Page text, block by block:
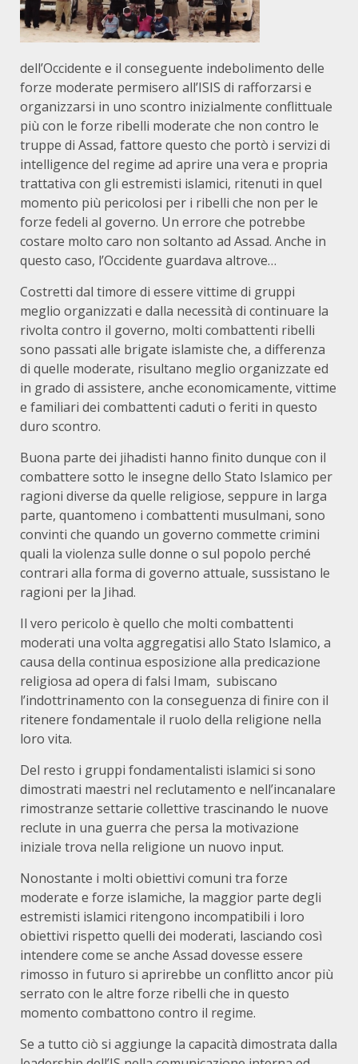
dell’Occidente e il conseguente indebolimento delle
forze moderate permisero all’ISIS di rafforzarsi e
organizzarsi in uno scontro inizialmente conflittuale
più con le forze ribelli moderate che non contro le
truppe di Assad, fattore questo che portò i servizi di
intelligence del regime ad aprire una vera e propria
trattativa con gli estremisti islamici, ritenuti in quel
momento più pericolosi per i ribelli che non per le
forze fedeli al governo. Un errore che potrebbe
costare molto caro non soltanto ad Assad. Anche in
questo caso, l’Occidente guardava altrove…
Costretti dal timore di essere vittime di gruppi
meglio organizzati e dalla necessità di continuare la
rivolta contro il governo, molti combattenti ribelli
sono passati alle brigate islamiste che, a differenza
di quelle moderate, risultano meglio organizzate ed
in grado di assistere, anche economicamente, vittime
e familiari dei combattenti caduti o feriti in questo
duro scontro.
Buona parte dei jihadisti hanno finito dunque con il
combattere sotto le insegne dello Stato Islamico per
ragioni diverse da quelle religiose, seppure in larga
parte, quantomeno i combattenti musulmani, sono
convinti che quando un governo commette crimini
quali la violenza sulle donne o sul popolo perché
contrari alla forma di governo attuale, sussistano le
ragioni per la Jihad.
Il vero pericolo è quello che molti combattenti
moderati una volta aggregatisi allo Stato Islamico, a
causa della continua esposizione alla predicazione
religiosa ad opera di falsi Imam, subiscano
l’indottrinamento con la conseguenza di finire con il
ritenere fondamentale il ruolo della religione nella
loro vita.
Del resto i gruppi fondamentalisti islamici si sono
dimostrati maestri nel reclutamento e nell’incanalare
rimostranze settarie collettive trascinando le nuove
reclute in una guerra che persa la motivazione
iniziale trova nella religione un nuovo input.
Nonostante i molti obiettivi comuni tra forze
moderate e forze islamiche, la maggior parte degli
estremisti islamici ritengono incompatibili i loro
obiettivi rispetto quelli dei moderati, lasciando così
intendere come se anche Assad dovesse essere
rimosso in futuro si aprirebbe un conflitto ancor più
serrato con le altre forze ribelli che in questo
momento combattono contro il regime.
Se a tutto ciò si aggiunge la capacità dimostrata dalla